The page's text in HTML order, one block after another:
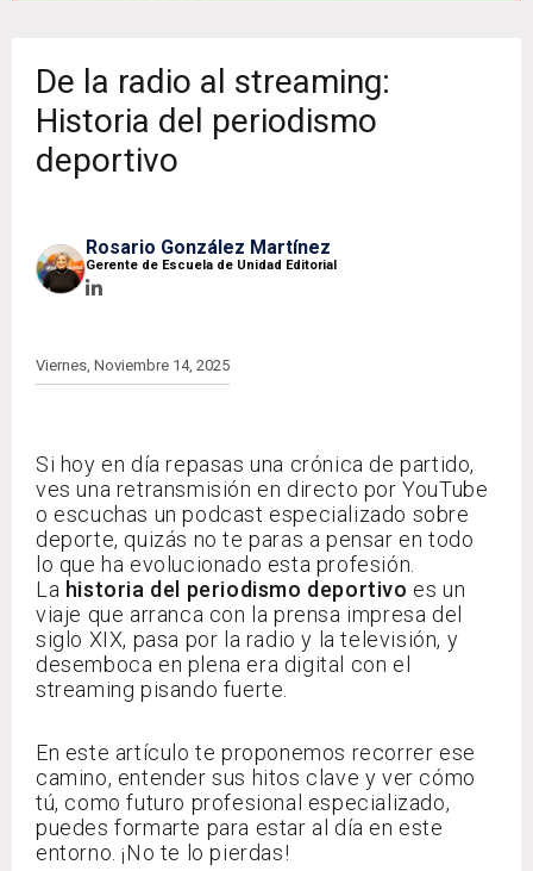
De la radio al streaming:
Historia del periodismo
deportivo
Rosario González Martínez
Gerente de Escuela de Unidad Editorial
Viernes, Noviembre 14, 2025
Si hoy en día repasas una crónica de partido,
ves una retransmisión en directo por YouTube
o escuchas un podcast especializado sobre
deporte, quizás no te paras a pensar en todo
lo que ha evolucionado esta profesión.
La historia del periodismo deportivo es un
viaje que arranca con la prensa impresa del
siglo XIX, pasa por la radio y la televisión, y
desemboca en plena era digital con el
streaming pisando fuerte.
En este artículo te proponemos recorrer ese
camino, entender sus hitos clave y ver cómo
tú, como futuro profesional especializado,
puedes formarte para estar al día en este
entorno. ¡No te lo pierdas!